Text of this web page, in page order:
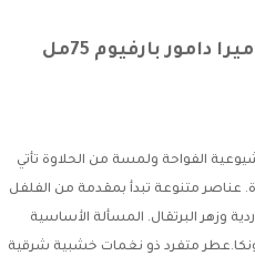
بارفيوم 75مل
الفواحة ولمسة من الحلاوة تأتي
عناصر متنوعة تبدأ بمقدمة من الفلفل
وزهر البرتقال. المسألة الأساسية
متفرد ذو نغمات خشبية شرقية